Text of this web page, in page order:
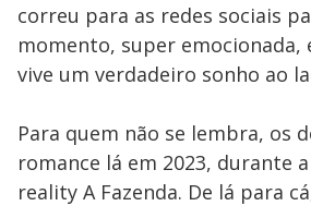
correu para as redes sociais
momento, super emocionada,
vive um verdadeiro sonho ao
Para quem não se lembra, os
romance lá em 2023, durante
reality A Fazenda. De lá para